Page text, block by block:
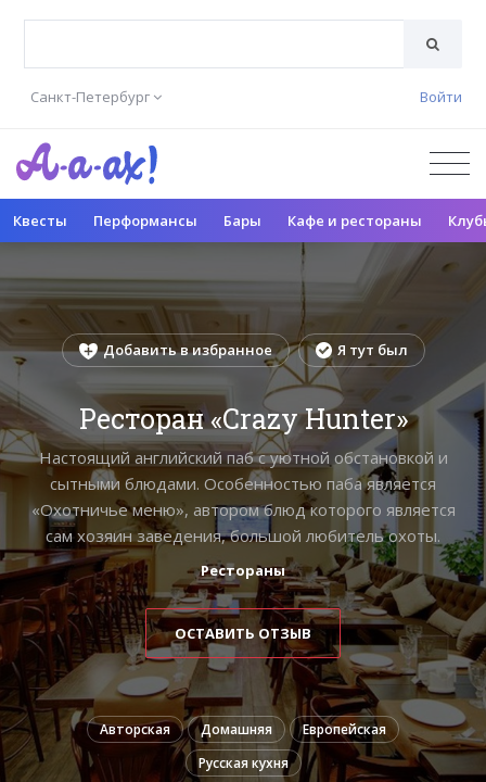
Санкт-Петербург Войти
Квесты Перформансы Бары Кафе и рестораны
Добавить в избранное Я тут был
Ресторан «Crazy Hunter»
Настоящий английский паб с уютной обстановкой и
сытными блюдами. Особенностью паба является
«Охотничье меню», автором блюд которого является
сам хозяин заведения, большой любитель охоты.
Рестораны
ОСТАВИТЬ ОТЗЫВ
Авторская Домашняя
Европейская
Русская кухня